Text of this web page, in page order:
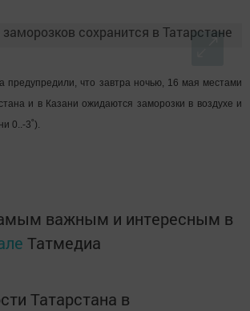
предупредили, что завтра ночью, 16 мая местами
и в Казани ожидаются заморозки в воздухе и
0..-3˚).
важным и интересным в
Татмедиа
Татарстана в